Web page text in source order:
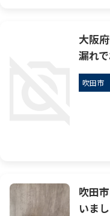
大阪
漏れ
吹田市
吹田
いまし